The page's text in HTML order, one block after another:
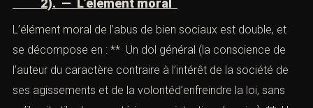
L’INTÉRÊT SOCIAL
Il importe d’établir que l’usage des biens sociaux de
préjudiciable à l’intérêtde la personne morale, entité